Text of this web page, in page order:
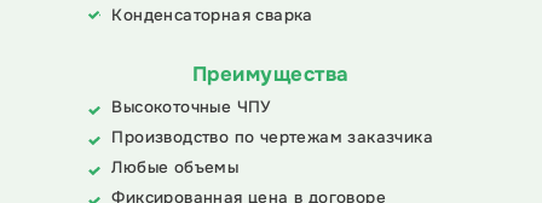
Конденсаторная сварка
Преимущества
Высокоточные ЧПУ
Производство по чертежам заказчика
Любые объемы
Фиксированная цена в договоре